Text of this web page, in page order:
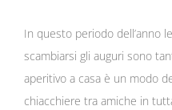
In questo periodo dell’anno
scambiarsi gli auguri sono
aperitivo a casa è un modo
chiacchiere tra amiche in